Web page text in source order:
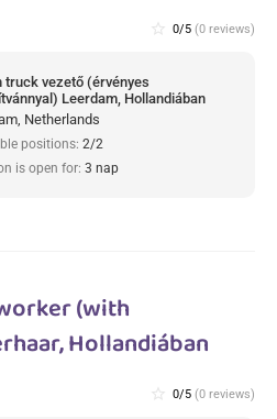
star_border 0/5 (0 reviews)
truck vezető (érvényes
Leerdam, Hollandiában
Netherlands
positions: 2/2
is open for: 3 nap
(with
Hollandiában
star_border 0/5 (0 reviews)